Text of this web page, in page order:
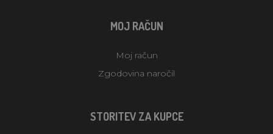
MOJ RAČUN
Moj račun
Zgodovina naročil
STORITEV ZA KUPCE